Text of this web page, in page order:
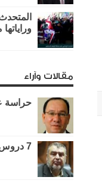
مقالات وآراء
حراسة
7 دروس مستفادة من ثورة يناير